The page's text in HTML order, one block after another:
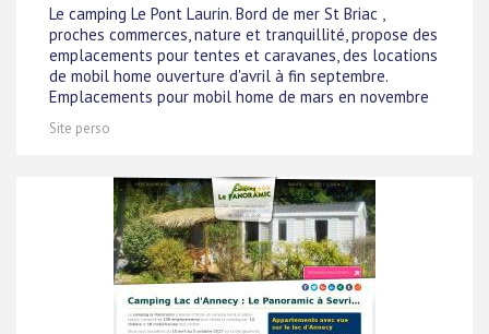
Le camping Le Pont Laurin. Bord de mer St Briac ,
proches commerces, nature et tranquillité, propose des
emplacements pour tentes et caravanes, des locations
de mobil home ouverture d'avril à fin septembre.
Emplacements pour mobil home de mars en novembre
Site perso